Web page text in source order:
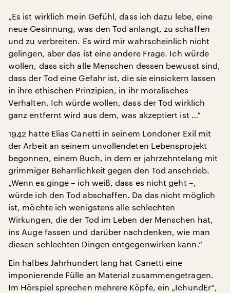
„Es ist wirklich mein Gefühl, dass ich dazu lebe, eine
neue Gesinnung, was den Tod anlangt, zu schaffen
und zu verbreiten. Es wird mir wahrscheinlich nicht
gelingen, aber das ist eine andere Frage. Ich würde
wollen, dass sich alle Menschen dessen bewusst sind,
dass der Tod eine Gefahr ist, die sie einsickern lassen
in ihre ethischen Prinzipien, in ihr moralisches
Verhalten. Ich würde wollen, dass der Tod wirklich
ganz entfernt wird aus dem, was akzeptiert ist …“
1942 hatte Elias Canetti in seinem Londoner Exil mit
der Arbeit an seinem unvollendeten Lebensprojekt
begonnen, einem Buch, in dem er jahrzehntelang mit
grimmiger Beharrlichkeit gegen den Tod anschrieb.
„Wenn es ginge – ich weiß, dass es nicht geht –,
würde ich den Tod abschaffen. Da das nicht möglich
ist, möchte ich wenigstens alle schlechten
Wirkungen, die der Tod im Leben der Menschen hat,
ins Auge fassen und darüber nachdenken, wie man
diesen schlechten Dingen entgegenwirken kann.“
Ein halbes Jahrhundert lang hat Canetti eine
imponierende Fülle an Material zusammengetragen.
Im Hörspiel sprechen mehrere Köpfe, ein „IchundEr“,